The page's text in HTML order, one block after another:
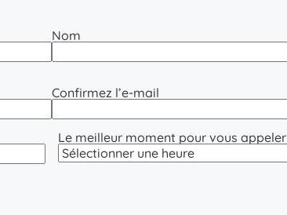
Nom
Confirmez l’e-mail
Le meilleur moment pour vous appeler